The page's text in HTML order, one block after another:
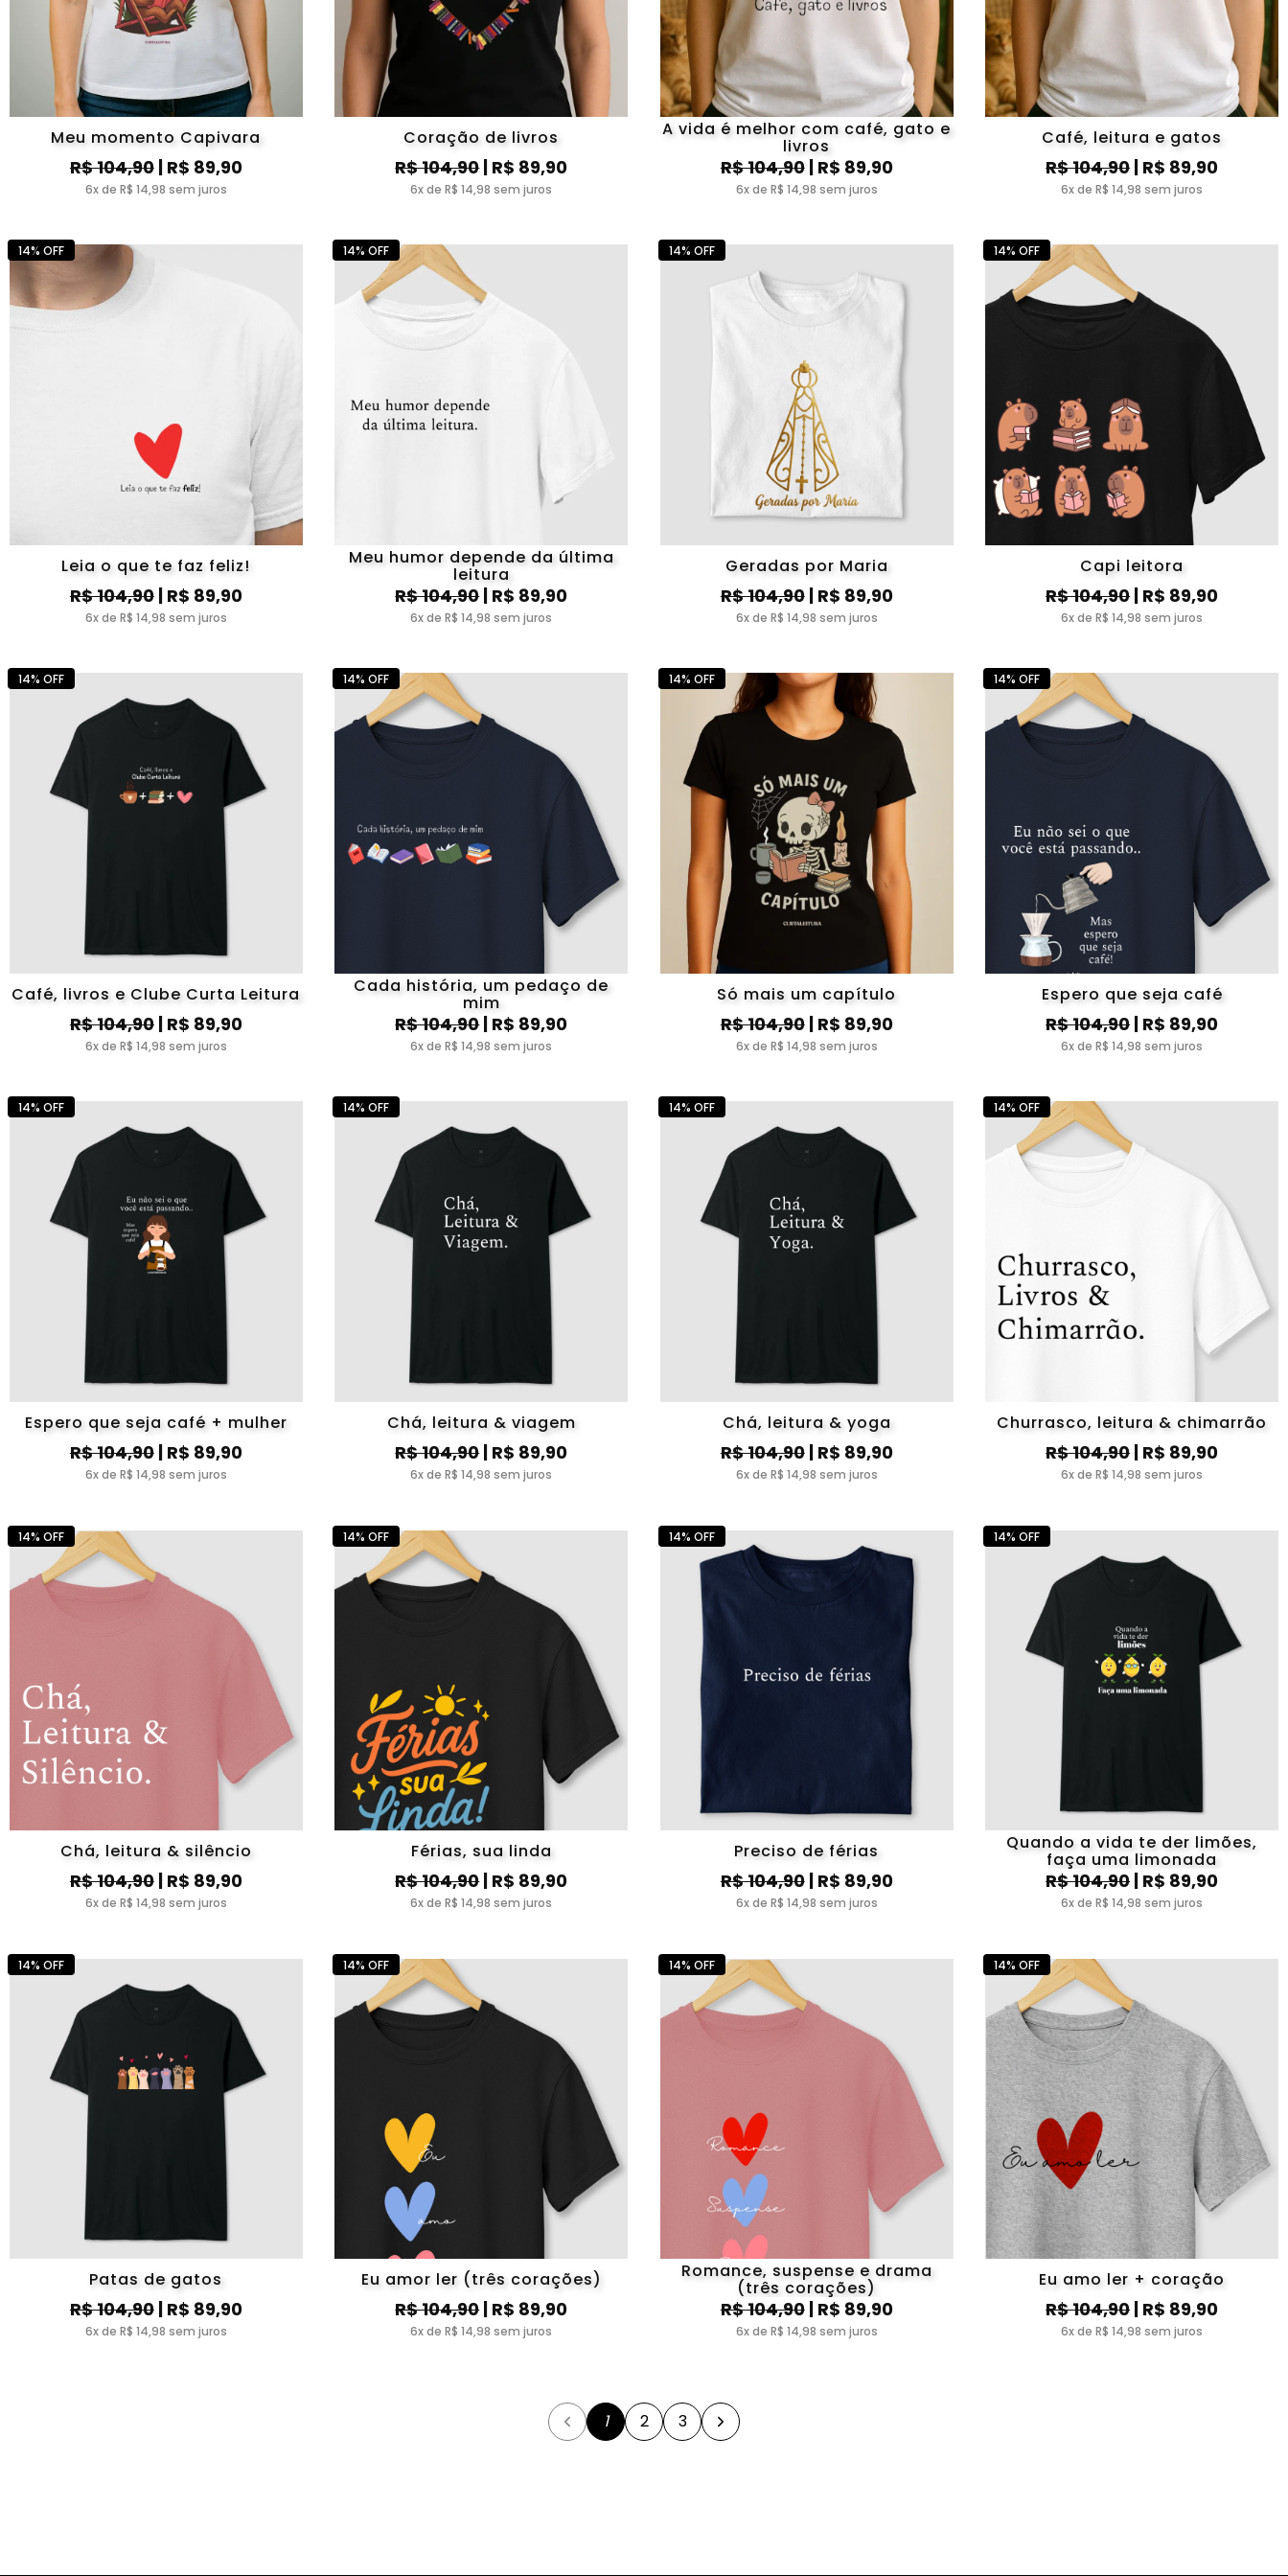
Meu momento Capivara
R$ 104,90| R$ 89,90
6x de R$ 14,98 sem juros
Coração de livros
R$ 104,90| R$ 89,90
6x de R$ 14,98 sem juros
A vida é melhor com café, gato e
livros
R$ 104,90| R$ 89,90
6x de R$ 14,98 sem juros
Café, leitura e gatos
R$ 104,90| R$ 89,90
6x de R$ 14,98 sem juros
Leia o que te faz feliz!
R$ 104,90| R$ 89,90
6x de R$ 14,98 sem juros
14% OFF
Meu humor depende da última
leitura
R$ 104,90| R$ 89,90
6x de R$ 14,98 sem juros
14% OFF
Geradas por Maria
R$ 104,90| R$ 89,90
6x de R$ 14,98 sem juros
14% OFF
Capi leitora
R$ 104,90| R$ 89,90
6x de R$ 14,98 sem juros
14% OFF
Café, livros e Clube Curta Leitura
R$ 104,90| R$ 89,90
6x de R$ 14,98 sem juros
14% OFF
Cada história, um pedaço de
mim
R$ 104,90| R$ 89,90
6x de R$ 14,98 sem juros
14% OFF
Só mais um capítulo
R$ 104,90| R$ 89,90
6x de R$ 14,98 sem juros
14% OFF
Espero que seja café
R$ 104,90| R$ 89,90
6x de R$ 14,98 sem juros
14% OFF
Espero que seja café + mulher
R$ 104,90| R$ 89,90
6x de R$ 14,98 sem juros
14% OFF
Chá, leitura & viagem
R$ 104,90| R$ 89,90
6x de R$ 14,98 sem juros
14% OFF
Chá, leitura & yoga
R$ 104,90| R$ 89,90
6x de R$ 14,98 sem juros
14% OFF
Churrasco, leitura & chimarrão
R$ 104,90| R$ 89,90
6x de R$ 14,98 sem juros
14% OFF
Chá, leitura & silêncio
R$ 104,90| R$ 89,90
6x de R$ 14,98 sem juros
14% OFF
Férias, sua linda
R$ 104,90| R$ 89,90
6x de R$ 14,98 sem juros
14% OFF
Preciso de férias
R$ 104,90| R$ 89,90
6x de R$ 14,98 sem juros
14% OFF
Quando a vida te der limões,
faça uma limonada
R$ 104,90| R$ 89,90
6x de R$ 14,98 sem juros
14% OFF
Patas de gatos
R$ 104,90| R$ 89,90
6x de R$ 14,98 sem juros
14% OFF
Eu amor ler (três corações)
R$ 104,90| R$ 89,90
6x de R$ 14,98 sem juros
14% OFF
Romance, suspense e drama
(três corações)
R$ 104,90| R$ 89,90
6x de R$ 14,98 sem juros
14% OFF
Eu amo ler + coração
R$ 104,90| R$ 89,90
6x de R$ 14,98 sem juros
14% OFF
1 2 3